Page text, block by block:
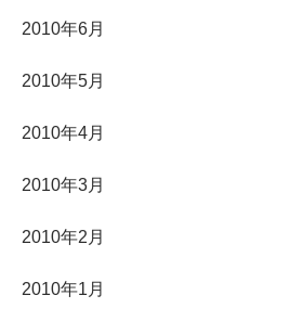
2010年6月
2010年5月
2010年4月
2010年3月
2010年2月
2010年1月